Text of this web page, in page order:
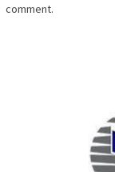
comment.